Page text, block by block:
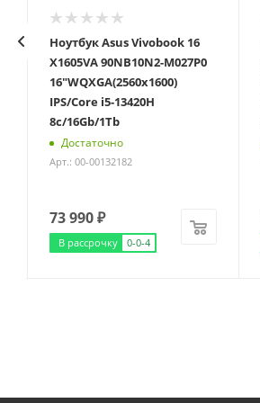
Ноутбук Asus Vivobook 16
X1605VA 90NB10N2-M027P0
16"WQXGA(2560x1600)
IPS/Core i5-13420H
8с/16Gb/1Tb
Достаточно
Арт.: 00-00132182
73 990₽
В рассрочку 0-0-4